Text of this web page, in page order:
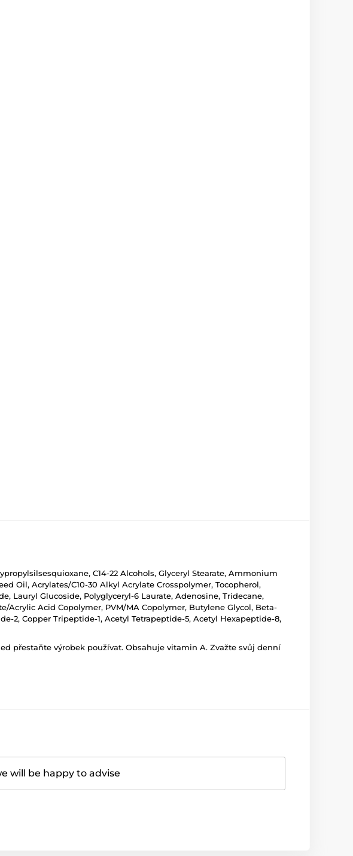
C14-22 Alcohols, Glyceryl Stearate, Ammonium
Oil, Acrylates/C10-30 Alkyl Acrylate Crosspolymer, Tocopherol,
Lauryl Glucoside, Polyglyceryl-6 Laurate, Adenosine, Tridecane,
Acrylic Acid Copolymer, PVM/MA Copolymer, Butylene Glycol, Beta-
2, Copper Tripeptide-1, Acetyl Tetrapeptide-5, Acetyl Hexapeptide-8,
přestaňte výrobek používat. Obsahuje vitamin A. Zvažte svůj denní
will be happy to advise